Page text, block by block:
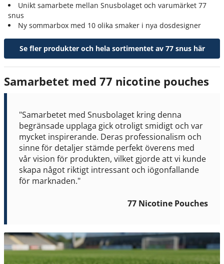
Unikt samarbete mellan Snusbolaget och varumärket 77
snus
Ny sommarbox med 10 olika smaker i nya dosdesigner
Se fler produkter och hela sortimentet av 77 snus här
Samarbetet med 77 nicotine pouches
"Samarbetet med Snusbolaget kring denna
begränsade upplaga gick otroligt smidigt och var
mycket inspirerande. Deras professionalism och
sinne för detaljer stämde perfekt överens med
vår vision för produkten, vilket gjorde att vi kunde
skapa något riktigt intressant och iögonfallande
för marknaden."
77 Nicotine Pouches